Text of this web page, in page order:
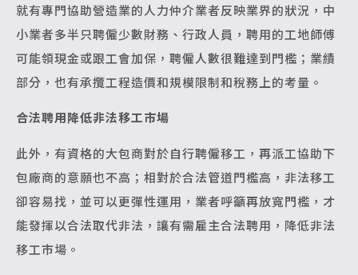
就有專門協助營造業的人力仲介業者反映業界的狀況，中
小業者多半只聘僱少數財務、行政人員，聘用的工地師傅
可能領現金或跟工會加保，聘僱人數很難達到門檻；業績
部分，也有承攬工程造價和規模限制和稅務上的考量。
合法聘用降低非法移工市場
此外，有資格的大包商對於自行聘僱移工，再派工協助下
包廠商的意願也不高；相對於合法管道門檻高，非法移工
卻容易找，並可以更彈性運用，業者呼籲再放寬門檻，才
能發揮以合法取代非法，讓有需雇主合法聘用，降低非法
移工市場。